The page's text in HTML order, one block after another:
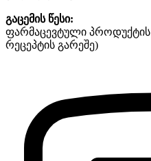
გაცემის წესი:
ფარმაცევტული პროდუქტის
რეცეპტის გარეშე)